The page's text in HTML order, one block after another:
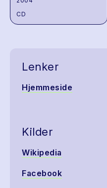
CD
Lenker
Hjemmeside
Kilder
Wikipedia
Facebook